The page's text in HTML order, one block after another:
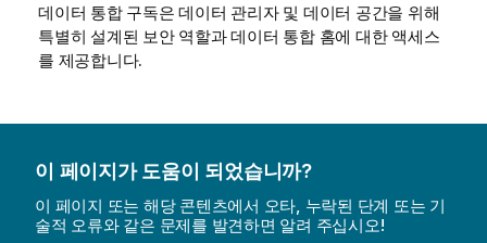
데이터 통합구독은 데이터 관리자 및 데이터 공간을 위해
특별히 설계된 보안 역할과데이터 통합홈에 대한 액세스
를 제공합니다.
이 페이지가 도움이 되었습니까?
이 페이지 또는 해당 콘텐츠에서 오타, 누락된 단계 또는 기
술적 오류와 같은 문제를 발견하면 알려 주십시오!